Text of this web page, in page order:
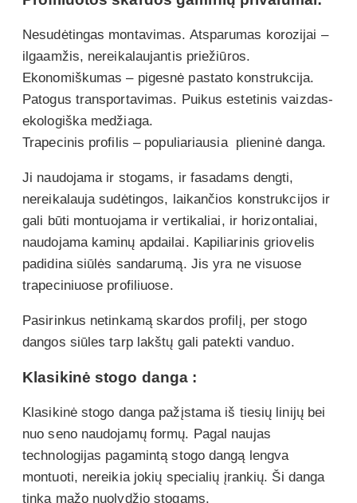
Nesudėtingas montavimas. Atsparumas korozijai –
ilgaamžis, nereikalaujantis priežiūros.
Ekonomiškumas – pigesnė pastato konstrukcija.
Patogus transportavimas. Puikus estetinis vaizdas-
ekologiška medžiaga.
Trapecinis profilis – populiariausia plieninė danga.
Ji naudojama ir stogams, ir fasadams dengti,
nereikalauja sudėtingos, laikančios konstrukcijos ir
gali būti montuojama ir vertikaliai, ir horizontaliai,
naudojama kaminų apdailai. Kapiliarinis griovelis
padidina siūlės sandarumą. Jis yra ne visuose
trapeciniuose profiliuose.
Pasirinkus netinkamą skardos profilį, per stogo
dangos siūles tarp lakštų gali patekti vanduo.
Klasikinė stogo danga :
Klasikinė stogo danga pažįstama iš tiesių linijų bei
nuo seno naudojamų formų. Pagal naujas
technologijas pagamintą stogo dangą lengva
montuoti, nereikia jokių specialių įrankių. Ši danga
tinka mažo nuolydžio stogams.